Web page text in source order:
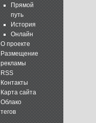
Прямой
путь
История
Онлайн
О проекте
Размещение
рекламы
RSS
Контакты
Карта сайта
Облако
тегов